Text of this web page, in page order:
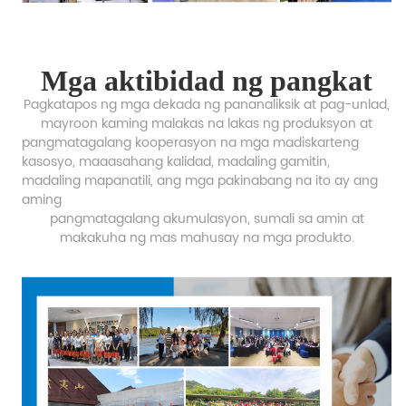
Mga aktibidad ng pangkat
Pagkatapos ng mga dekada ng pananaliksik at pag-unlad,
mayroon kaming malakas na lakas ng produksyon at
pangmatagalang kooperasyon na mga madiskarteng
kasosyo, maaasahang kalidad, madaling gamitin,
madaling mapanatili, ang mga pakinabang na ito ay ang
aming
pangmatagalang akumulasyon, sumali sa amin at
makakuha ng mas mahusay na mga produkto.